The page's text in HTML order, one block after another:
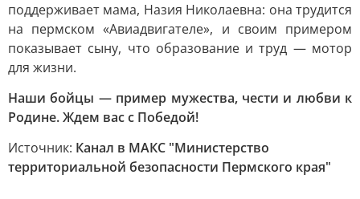
поддерживает мама, Назия Николаевна: она трудится
на пермском «Авиадвигателе», и своим примером
показывает сыну, что образование и труд — мотор
для жизни.
Наши бойцы — пример мужества, чести и любви к
Родине. Ждем вас с Победой!
Источник: Канал в МАКС "Министерство
территориальной безопасности Пермского края"